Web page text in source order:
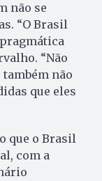
não se
“O Brasil
“Não
não
que eles
que o Brasil
com a